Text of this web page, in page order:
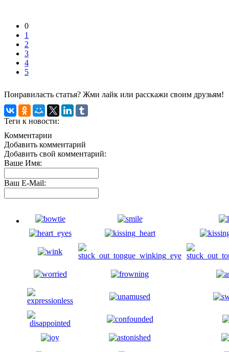
0
1
2
3
4
5
Понравиласть статья? Жми лайк или расскажи своим друзьям!
Теги к новости:
Комментарии
Добавить комментарий
Добавить свой комментарий:
Ваше Имя:
Ваш E-Mail: